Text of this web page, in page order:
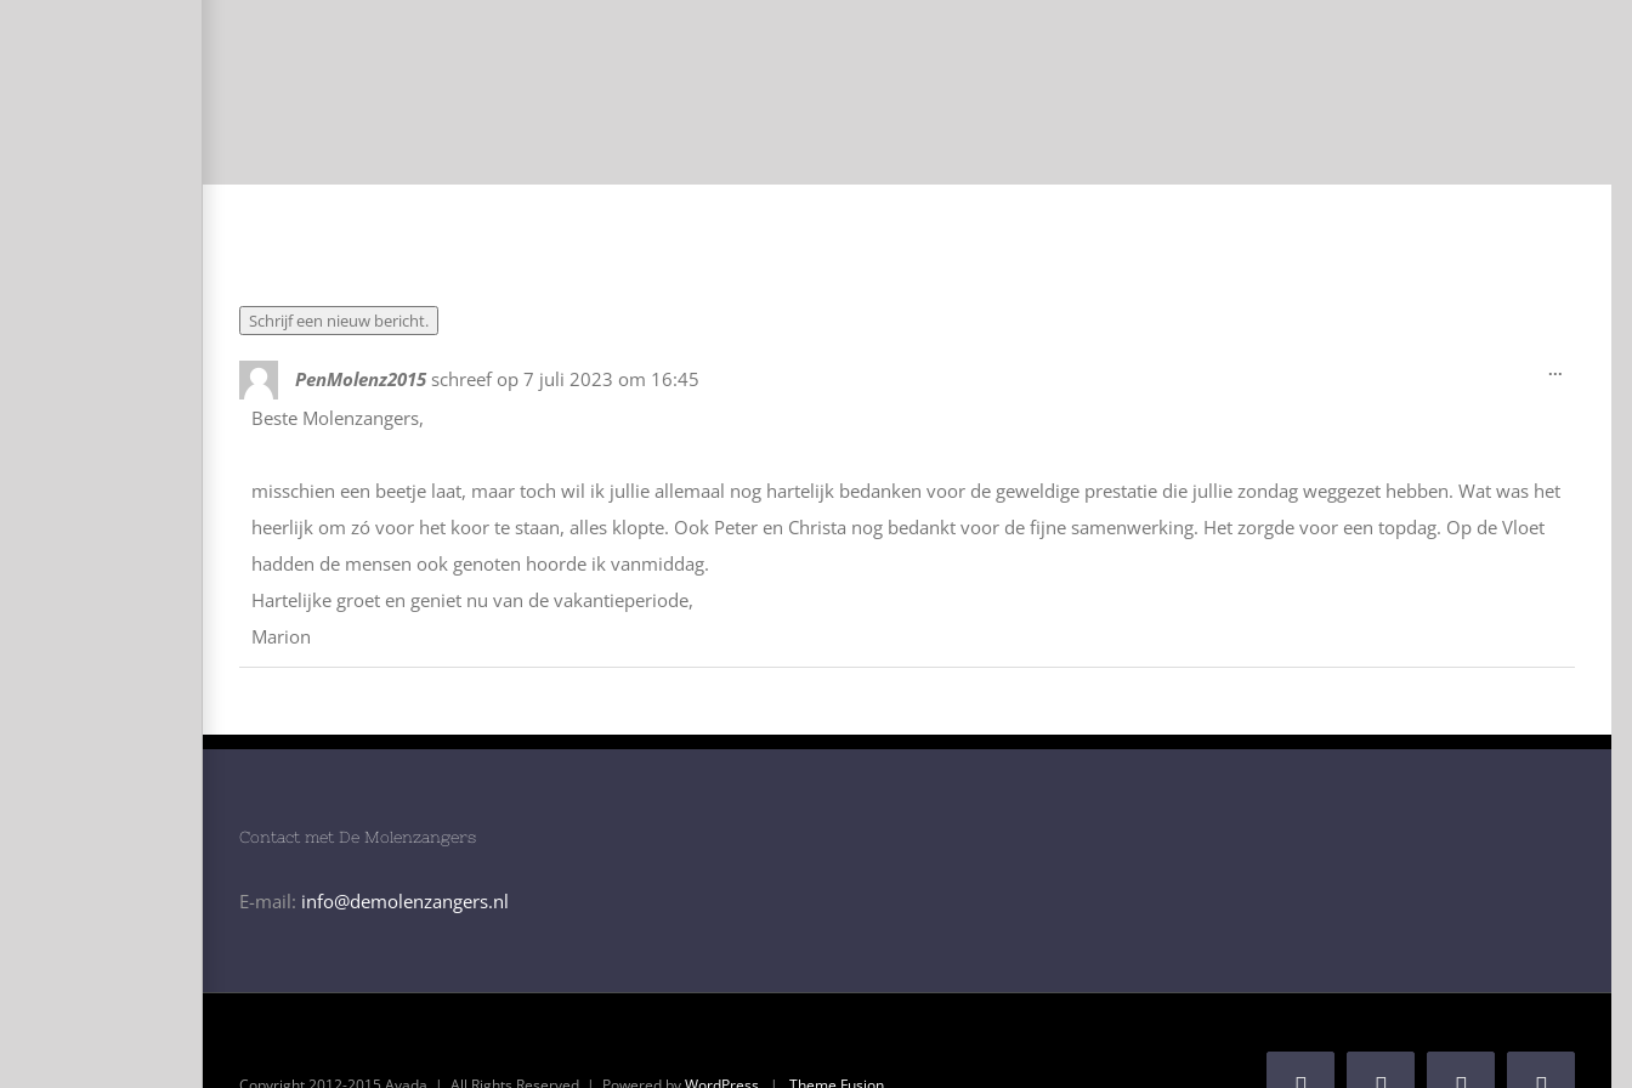
PenMolenz2015 schreef op 7 juli 2023 om 16:45
Beste Molenzangers,
misschien een beetje laat, maar toch wil ik jullie allemaal nog hartelijk bedanken voor de geweldige prestatie die jullie zondag weggezet hebben. Wat was het
heerlijk om zó voor het koor te staan, alles klopte. Ook Peter en Christa nog bedankt voor de fijne samenwerking. Het zorgde voor een topdag. Op de Vloet
hadden de mensen ook genoten hoorde ik vanmiddag.
Hartelijke groet en geniet nu van de vakantieperiode,
Marion
...
Contact met De Molenzangers
E-mail: info@demolenzangers.nl